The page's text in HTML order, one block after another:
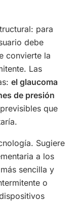
para
debe
convierte la
Las
el glaucoma
de presión
que
Sugiere
a los
sencilla y
o